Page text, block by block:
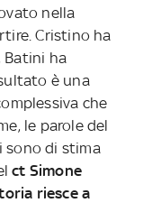
nella
Cristino ha
Batini ha
è una
che
le parole del
sono di stima
ct Simone
riesce a